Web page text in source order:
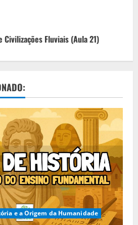
Fluviais (Aula 21)
e a Origem da Humanidade